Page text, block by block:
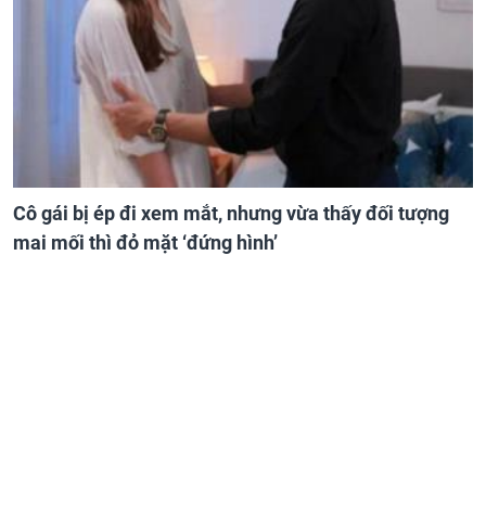
Cô gái bị ép đi xem mắt, nhưng vừa thấy đối tượng
mai mối thì đỏ mặt ‘đứng hình’